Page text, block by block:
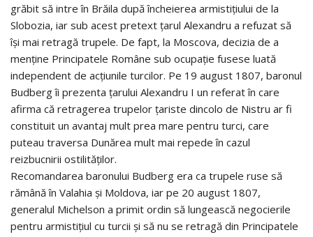
grăbit să intre în Brăila după încheierea armistițiului de la
Slobozia, iar sub acest pretext țarul Alexandru a refuzat să
își mai retragă trupele. De fapt, la Moscova, decizia de a
menține Principatele Române sub ocupație fusese luată
independent de acțiunile turcilor. Pe 19 august 1807, baronul
Budberg îi prezenta țarului Alexandru I un referat în care
afirma că retragerea trupelor țariste dincolo de Nistru ar fi
constituit un avantaj mult prea mare pentru turci, care
puteau traversa Dunărea mult mai repede în cazul
reizbucnirii ostilităților.
Recomandarea baronului Budberg era ca trupele ruse să
rămână în Valahia și Moldova, iar pe 20 august 1807,
generalul Michelson a primit ordin să lungească negocierile
pentru armistițiul cu turcii și să nu se retragă din Principatele